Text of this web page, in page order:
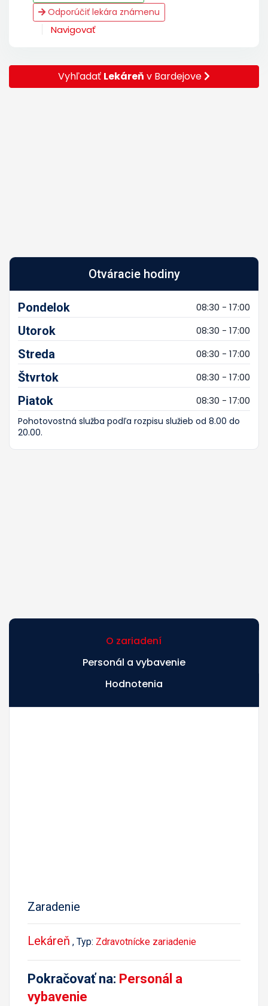
Odporúčiť lekára známenu
Navigovať
Vyhľadať Lekáreň v Bardejove
Otváracie hodiny
Pondelok 08:30 - 17:00
Utorok 08:30 - 17:00
Streda 08:30 - 17:00
Štvrtok 08:30 - 17:00
Piatok 08:30 - 17:00
Pohotovostná služba podľa rozpisu služieb od 8.00 do
20.00.
O zariadení
Personál a vybavenie
Hodnotenia
Zaradenie
Lekáreň , Typ: Zdravotnícke zariadenie
Pokračovať na: Personál a
vybavenie